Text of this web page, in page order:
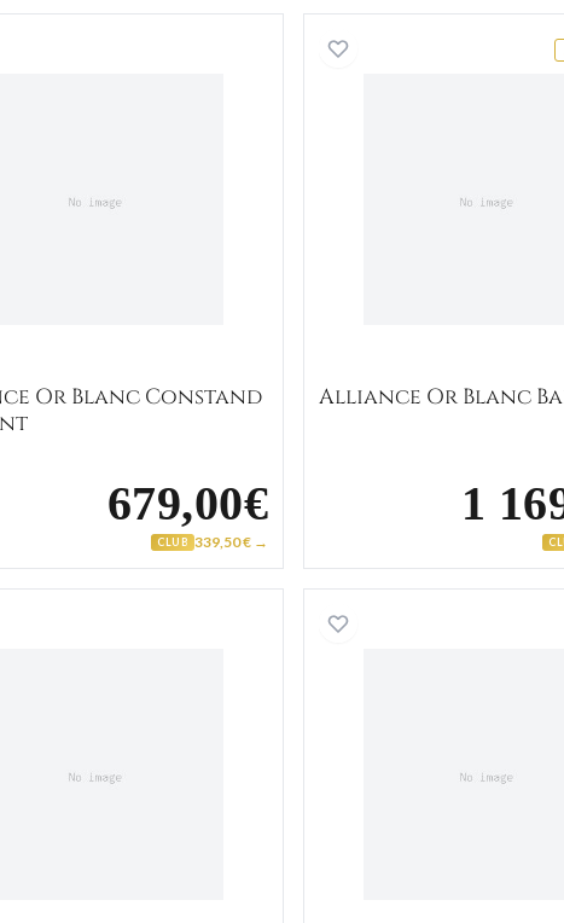
Alliance Or Blanc Constand Diamant
Or Blanc Constand
679,00€
CLUB 339,50 € →
Alliance
Alliance Or Blanc
1
Bague Homme Or Jaune et Blanc Bague